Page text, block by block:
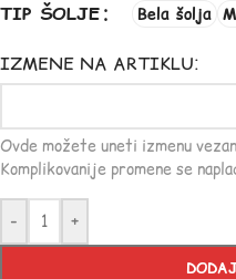
TIP ŠOLJE
Bela šolja
IZMENE NA ARTIKLU:
Ovde možete uneti izmenu
Komplikovanije promene se
- +